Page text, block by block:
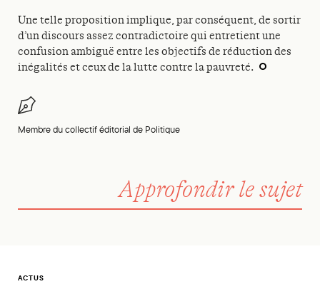
Membre du collectif éditorial de Politique
Une telle proposition implique, par conséquent, de sortir
d’un discours assez contradictoire qui entretient une
confusion ambiguë entre les objectifs de réduction des
inégalités et ceux de la lutte contre la pauvreté.
Approfondir le sujet
ACTUS